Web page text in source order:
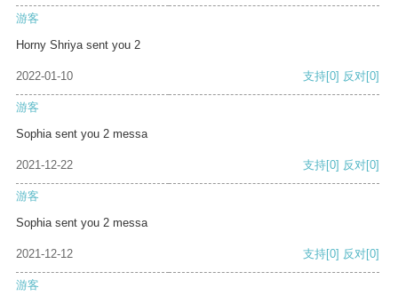
游客
Horny Shriya sent you 2
2022-01-10 支持[0] 反对[0]
游客
Sophia sent you 2 messa
2021-12-22 支持[0] 反对[0]
游客
Sophia sent you 2 messa
2021-12-12 支持[0] 反对[0]
游客